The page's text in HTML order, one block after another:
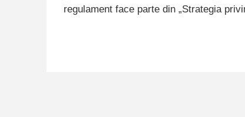
regulament face parte din „Strategia